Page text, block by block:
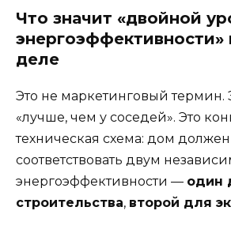
Что значит «двойной
энергоэффективности»
деле
Это не маркетинговый термин.
«лучше, чем у соседей». Это
техническая схема: дом должен
соответствовать двум
энергоэффективности — один
строительства, второй для